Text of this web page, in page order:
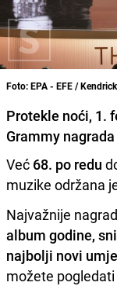
Foto: EPA - EFE /
Protekle noći, 1.
Grammy
Već 68. po redu
muzike održana
Najvažnije
album godine,
najbolji novi
možete pogledati